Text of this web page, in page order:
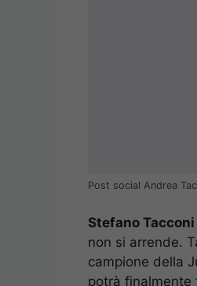
Post social Andrea
Stefano Tacconi
non si arrende.
campione della
potrà finalmente